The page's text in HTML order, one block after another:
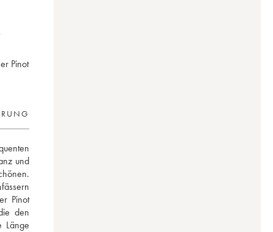
Pinot
und
Pinot
den
Länge